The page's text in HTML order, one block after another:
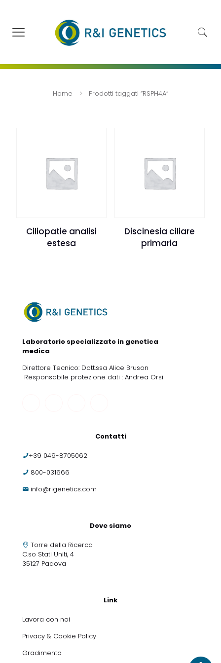
Home Prodotti taggati “RSPH4A”
Ciliopatie analisi
estesa
Discinesia ciliare
primaria
Laboratorio specializzato in genetica
medica
Direttore Tecnico: Dott.ssa Alice Bruson
Responsabile protezione dati : Andrea Orsi
Contatti
+39 049-8705062
800-031666
info@rigenetics.com
Dove siamo
Torre della Ricerca
C.so Stati Uniti, 4
35127 Padova
Link
Lavora con noi
Privacy & Cookie Policy
Gradimento